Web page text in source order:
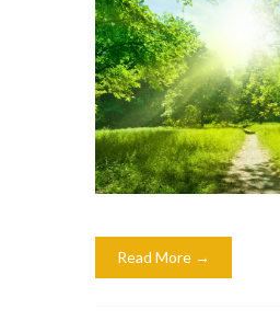
Read More →